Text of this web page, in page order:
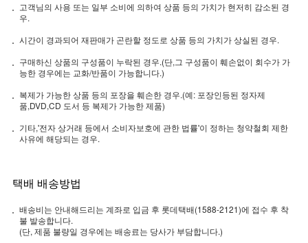
고객님의 사용 또는 일부 소비에 의하여 상품 등의 가치가 현저히 감소된 경
우.
시간이 경과되어 재판매가 곤란할 정도로 상품 등의 가치가 상실된 경우.
구매하신 상품의 구성품이 누락된 경우.(단,그 구성품이 훼손없이 회수가 가
능한 경우에는 교화/반품이 가능합니다.)
복제가 가능한 상품 등의 포장을 훼손한 경우.(예: 포장인등된 정자제
품,DVD,CD 도서 등 복제가 가능한 제품)
기타,'전자 상거래 등에서 소비자보호에 관한 법률'이 정하는 청약철회 제한
사유에 해당되는 경우.
택배 배송방법
배송비는 안내해드리는 계좌로 입금 후 롯데택배(1588-2121)에 접수 후 착
불 발송합니다.
(단, 제품 불량일 경우에는 배송료는 당사가 부담합니다.)